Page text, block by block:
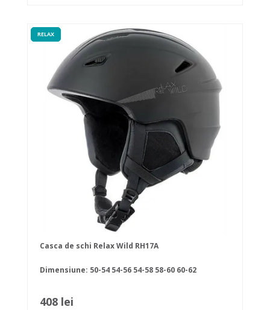
RELAX
Casca de schi Relax Wild RH17A
Dimensiune: 50-54 54-56 54-58 58-60 60-62
408 lei